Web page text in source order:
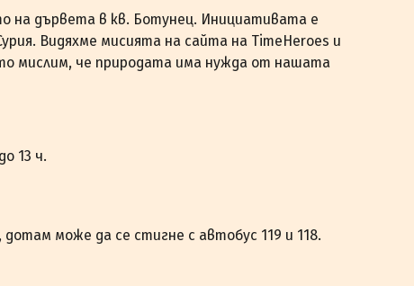
на дървета в кв. Ботунец. Инициативата е
Видяхме мисията на сайта на TimeHeroes и
мислим, че природата има нужда от нашата
13 ч.
може да се стигне с автобус 119 и 118.